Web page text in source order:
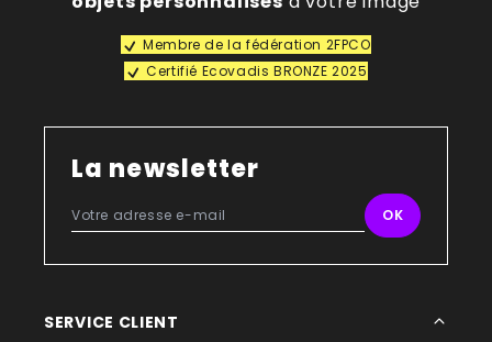
Membre de la fédération 2FPCO
Certifié Ecovadis BRONZE 2025
La newsletter
SERVICE CLIENT